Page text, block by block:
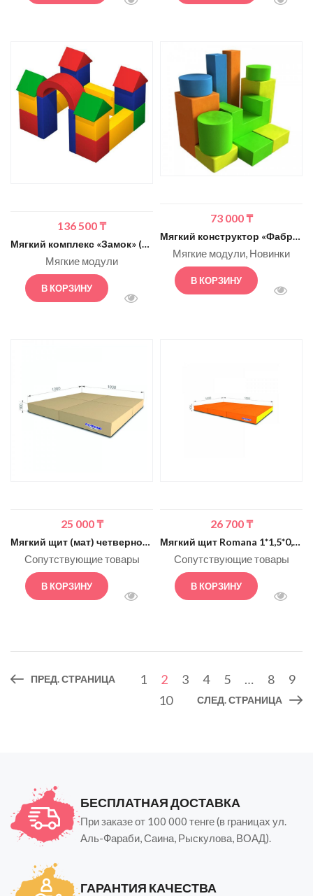
136 500₸
Мягкий комплекс «Замок» (Romana)
Мягкие модули
В КОРЗИНУ
73 000₸
Мягкий конструктор «Фабрика»
Мягкие модули Новинки
В КОРЗИНУ
25 000₸
Мягкий щит (мат) четверной 1м (бежевый)
Сопутствующие товары
В КОРЗИНУ
БЫСТРЫЙ ПРОСМОТР
26 700₸
Мягкий щит Romana 1*1,5*0,1м тройной (оранжевый/жёлтый)
Сопутствующие товары
В КОРЗИНУ
ПРЕД. СТРАНИЦА 1 2 3 4 5 … 8
9
10
СЛЕД. СТРАНИЦА
БЕСПЛАТНАЯ ДОСТАВКА
При заказе от 100 000 тенге (в границах ул.
Аль-Фараби, Саина, Рыскулова, ВОАД).
ГАРАНТИЯ КАЧЕСТВА